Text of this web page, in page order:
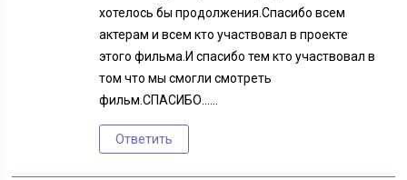
хотелось бы продолжения.Спасибо всем
актерам и всем кто участвовал в проекте
этого фильма.И спасибо тем кто участвовал в
том что мы смогли смотреть
фильм.СПАСИБО……
Ответить